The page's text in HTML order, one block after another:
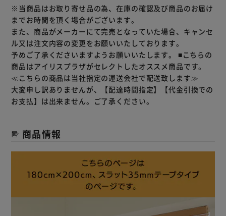
取り付け簡単なワンタッチブラケットを採用。
昇降コードと操作棒が分かれているのでもたつかずに操作が
可能、セパレートタイプは左右別々に操作できるので片側の
み開けたりすることもできます。
スラットをつなぐラダー仕様が2タイプあり、カラーと合わ
せてお好きな組合せをお選び頂けます。
・コードタイプ：テープがないスタンダードタイプで、スッ
キリ畳むことが出来ます。
・テープタイプ：コードを隠すテープが付いているので、穴
※当商品はお取り寄せ品の為、在庫の確認及び商品のお届け
までお時間を頂く場合がございます。
また、商品がメーカーにて完売となっていた場合、キャンセ
ル又は注文内容の変更をお願いいたしております。
予めご了承くださいますようお願いいたします。 ■こちらの
商品はアイリスプラザがセレクトしたオススメ商品です。
≪こちらの商品は当社指定の運送会社で配送致します≫
大変申し訳ありませんが、【配達時間指定】【代金引換での
お支払】は出来ません。ご了承ください。
商品情報